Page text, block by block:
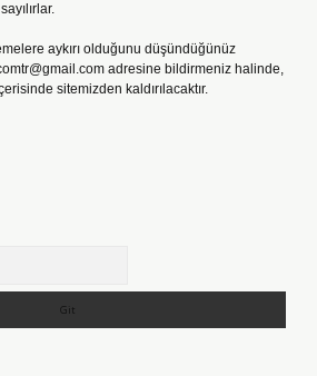
aykırı olduğunu düşündüğünüz
adresine bildirmeniz halinde,
sitemizden kaldırılacaktır.